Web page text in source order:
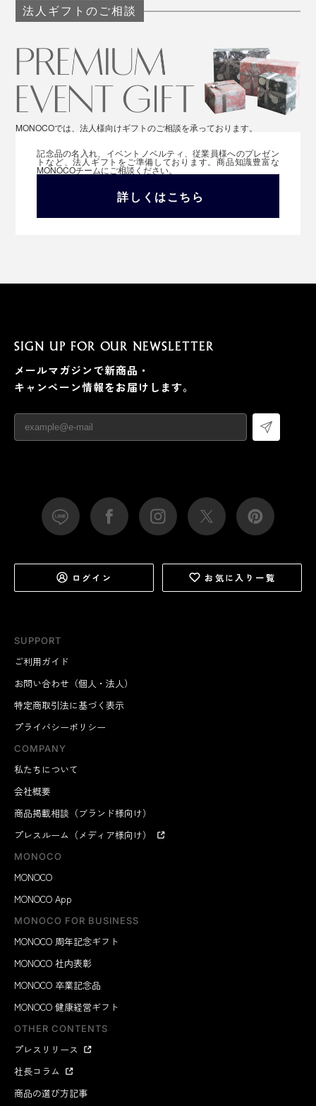
法人ギフトのご相談
MONOCOでは、法人様向けギフトのご相談を承っております。
記念品の名入れ、イベントノベルティ、従業員様へのプレゼン
トなど、法人ギフトをご準備しております。商品知識豊富な
MONOCOチームにご相談ください。
詳しくはこちら
SUPPORT
ご利用ガイド
お問い合わせ（個人・法人）
特定商取引法に基づく表示
プライバシーポリシー
COMPANY
私たちについて
会社概要
商品掲載相談（ブランド様向け）
プレスルーム（メディア様向け）
MONOCO
MONOCO
MONOCO App
MONOCO FOR BUSINESS
MONOCO 周年記念ギフト
MONOCO 社内表彰
MONOCO 卒業記念品
MONOCO 健康経営ギフト
OTHER CONTENTS
プレスリリース
社長コラム
商品の選び方記事
SIGN UP FOR OUR NEWSLETTER
メールマガジンで新商品・
キャンペーン情報をお届けします。
ログイン お気に入り一覧